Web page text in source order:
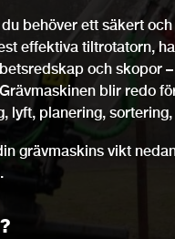
behöver ett säkert
effektiva tiltrotatorn,
och skopor
blir redo
lyft, planering,
grävmaskins vikt